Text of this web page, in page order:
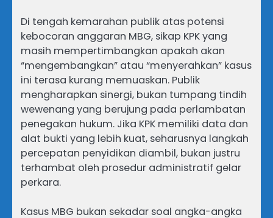
Di tengah kemarahan publik atas potensi
kebocoran anggaran MBG, sikap KPK yang
masih mempertimbangkan apakah akan
“mengembangkan” atau “menyerahkan” kasus
ini terasa kurang memuaskan. Publik
mengharapkan sinergi, bukan tumpang tindih
wewenang yang berujung pada perlambatan
penegakan hukum. Jika KPK memiliki data dan
alat bukti yang lebih kuat, seharusnya langkah
percepatan penyidikan diambil, bukan justru
terhambat oleh prosedur administratif gelar
perkara.
Kasus MBG bukan sekadar soal angka-angka